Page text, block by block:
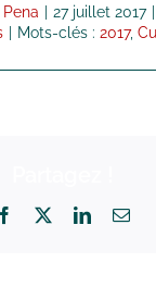
Pena 27 juillet 2017
Mots-clés : 2017,
Facebook LinkedIn